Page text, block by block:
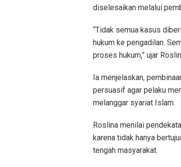
diselesaikan melalui
“Tidak semua kasus
hukum ke pengadilan.
proses hukum,” ujar
Ia menjelaskan,
persuasif agar pelaku
melanggar syariat Islam.
Roslina menilai
karena tidak hanya
tengah masyarakat.